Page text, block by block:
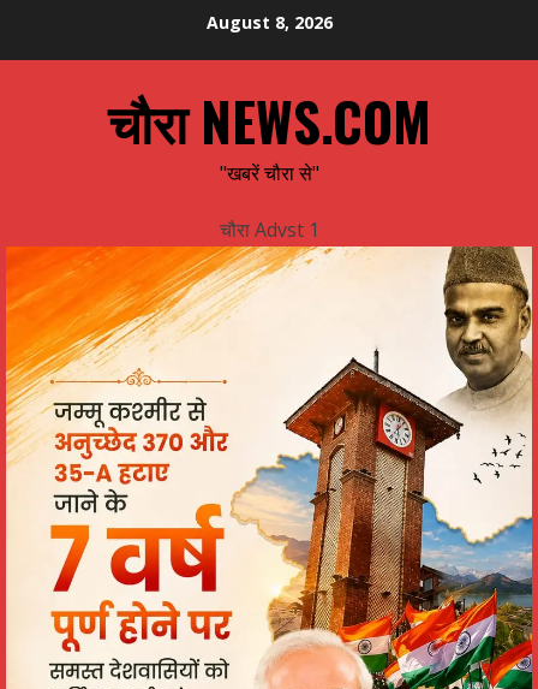
August 8, 2026
चौरा NEWS.COM
"खबरें चौरा से"
चौरा Advst 1